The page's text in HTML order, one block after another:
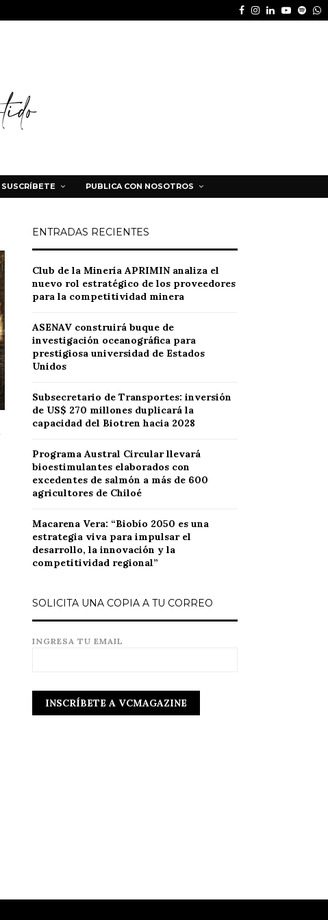
Facebook
Instagram
LinkedinYoutube
SUSCRÍBETE PUBLICA CON NOSOTROS
ENTRADAS RECIENTES
Club de la Minería APRIMIN analiza el
nuevo rol estratégico de los proveedores
para la competitividad minera
ASENAV construirá buque de
investigación oceanográfica para
prestigiosa universidad de Estados
Unidos
Subsecretario de Transportes: inversión
de US$ 270 millones duplicará la
capacidad del Biotren hacia 2028
Programa Austral Circular llevará
bioestimulantes elaborados con
excedentes de salmón a más de 600
agricultores de Chiloé
Macarena Vera: “Biobío 2050 es una
estrategia viva para impulsar el
desarrollo, la innovación y la
competitividad regional”
SOLICITA UNA COPIA A TU CORREO
INGRESA TU EMAIL